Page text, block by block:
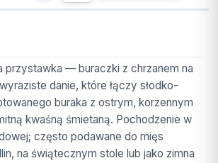
przystawka — buraczki z chrzanem na
danie, które łączy słodko-
buraka z ostrym, korzennym
kwaśną śmietaną. Pochodzenie w
często podawane do mięs
na świątecznym stole lub jako zimna